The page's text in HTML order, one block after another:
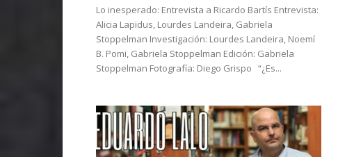
Lo inesperado: Entrevista a Ricardo Bartís Entrevista:
Alicia Lapidus, Lourdes Landeira, Gabriela
Stoppelman Investigación: Lourdes Landeira, Noemí
B. Pomi, Gabriela Stoppelman Edición: Gabriela
Stoppelman Fotografía: Diego Grispo “¿Es...